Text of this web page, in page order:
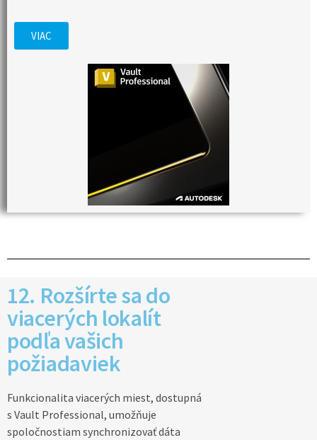
VIAC
12. Rozšírte sa do
viacerých lokalít
podľa vašich
požiadaviek
Funkcionalita viacerých miest, dostupná
s Vault Professional, umožňuje
spoločnostiam synchronizovať dáta